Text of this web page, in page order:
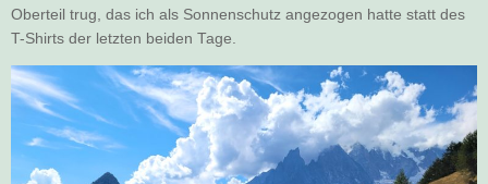
Oberteil trug, das ich als Sonnenschutz angezogen hatte statt des
T-Shirts der letzten beiden Tage.